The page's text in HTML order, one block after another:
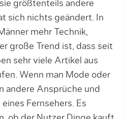
größtenteils andere
sich nichts geändert. In
mehr Technik,
große Trend ist, dass seit
sehr viele Artikel aus
Wenn man Mode oder
andere Ansprüche und
Fernsehers. Es